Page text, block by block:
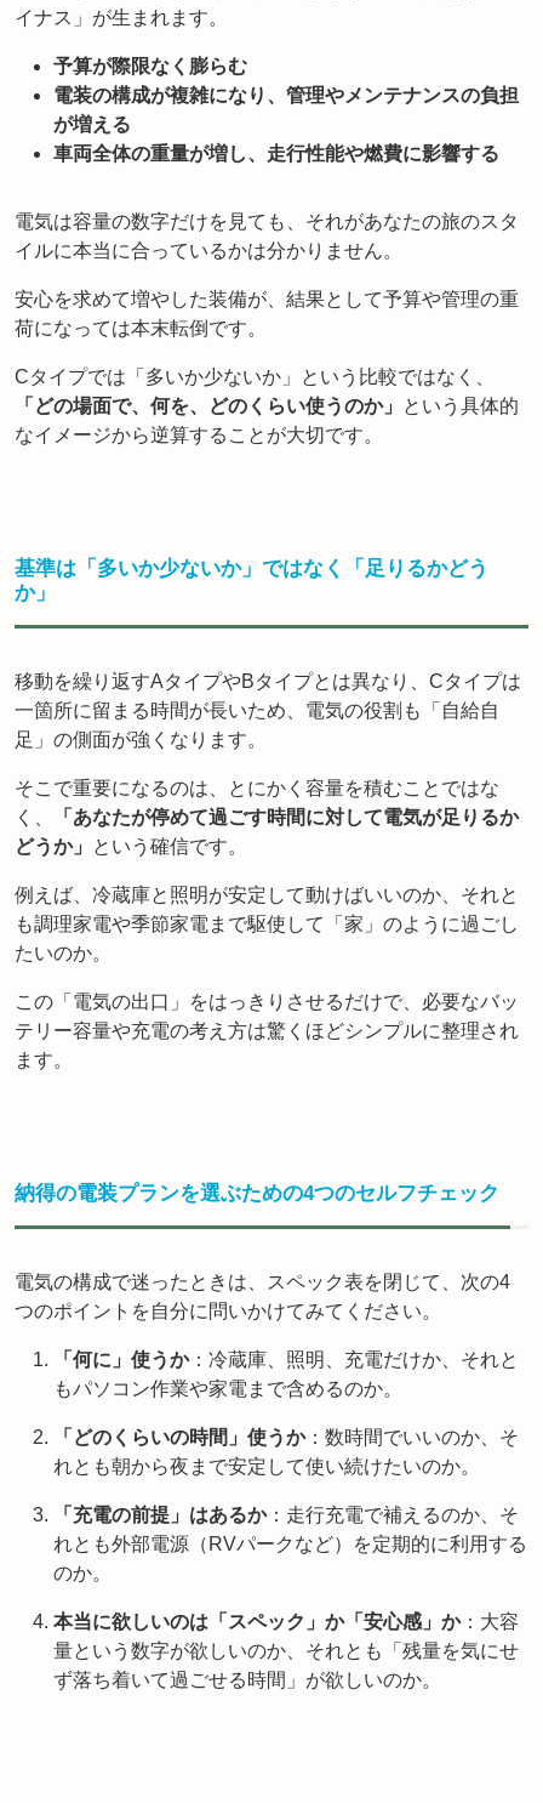
イナス」が生まれます。
予算が際限なく膨らむ
電装の構成が複雑になり、管理やメンテナンスの負担
が増える
車両全体の重量が増し、走行性能や燃費に影響する
電気は容量の数字だけを見ても、それがあなたの旅のスタ
イルに本当に合っているかは分かりません。
安心を求めて増やした装備が、結果として予算や管理の重
荷になっては本末転倒です。
Cタイプでは「多いか少ないか」という比較ではなく、
「どの場面で、何を、どのくらい使うのか」
という具体的
なイメージから逆算することが大切です。
基準は「多いか少ないか」ではなく「足りるかどう
か」
移動を繰り返すAタイプやBタイプとは異なり、Cタイプは
一箇所に留まる時間が長いため、電気の役割も「自給自
足」の側面が強くなります。
そこで重要になるのは、とにかく容量を積むことではな
く、
「あなたが停めて過ごす時間に対して電気が足りるか
どうか」
という確信です。
例えば、冷蔵庫と照明が安定して動けばいいのか、それと
も調理家電や季節家電まで駆使して「家」のように過ごし
たいのか。
この「電気の出口」をはっきりさせるだけで、必要なバッ
テリー容量や充電の考え方は驚くほどシンプルに整理され
ます。
納得の電装プランを選ぶための4つのセルフチェック
電気の構成で迷ったときは、スペック表を閉じて、次の4
つのポイントを自分に問いかけてみてください。
「何に」使うか：冷蔵庫、照明、充電だけか、それと
もパソコン作業や家電まで含めるのか。
「どのくらいの時間」使うか：数時間でいいのか、そ
れとも朝から夜まで安定して使い続けたいのか。
「充電の前提」はあるか：走行充電で補えるのか、そ
れとも外部電源（RVパークなど）を定期的に利用する
のか。
本当に欲しいのは「スペック」か「安心感」か：大容
量という数字が欲しいのか、それとも「残量を気にせ
ず落ち着いて過ごせる時間」が欲しいのか。